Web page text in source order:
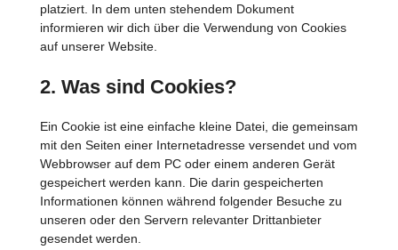
platziert. In dem unten stehendem Dokument
informieren wir dich über die Verwendung von Cookies
auf unserer Website.
2. Was sind Cookies?
Ein Cookie ist eine einfache kleine Datei, die gemeinsam
mit den Seiten einer Internetadresse versendet und vom
Webbrowser auf dem PC oder einem anderen Gerät
gespeichert werden kann. Die darin gespeicherten
Informationen können während folgender Besuche zu
unseren oder den Servern relevanter Drittanbieter
gesendet werden.